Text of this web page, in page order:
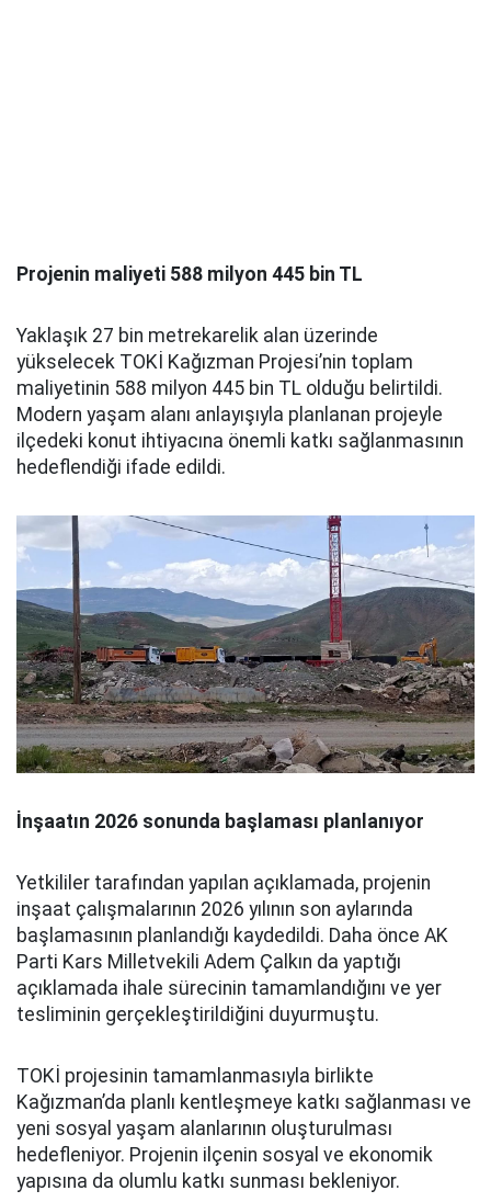
Projenin maliyeti 588 milyon 445 bin TL
Yaklaşık 27 bin metrekarelik alan üzerinde
yükselecek TOKİ Kağızman Projesi’nin toplam
maliyetinin 588 milyon 445 bin TL olduğu belirtildi.
Modern yaşam alanı anlayışıyla planlanan projeyle
ilçedeki konut ihtiyacına önemli katkı sağlanmasının
hedeflendiği ifade edildi.
İnşaatın 2026 sonunda başlaması planlanıyor
Yetkililer tarafından yapılan açıklamada, projenin
inşaat çalışmalarının 2026 yılının son aylarında
başlamasının planlandığı kaydedildi. Daha önce AK
Parti Kars Milletvekili Adem Çalkın da yaptığı
açıklamada ihale sürecinin tamamlandığını ve yer
tesliminin gerçekleştirildiğini duyurmuştu.
TOKİ projesinin tamamlanmasıyla birlikte
Kağızman’da planlı kentleşmeye katkı sağlanması ve
yeni sosyal yaşam alanlarının oluşturulması
hedefleniyor. Projenin ilçenin sosyal ve ekonomik
yapısına da olumlu katkı sunması bekleniyor.